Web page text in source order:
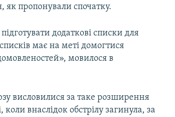
як пропонували спочатку.
додаткові списки для
має на меті домогтися
мовилося в
висловилися за таке розширення
внаслідок обстрілу загинула, за